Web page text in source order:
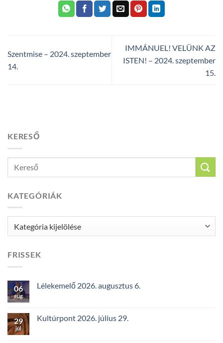
Szentmise – 2024. szeptember
14.
IMMÁNUEL! VELÜNK AZ
ISTEN! – 2024. szeptember
15.
KERESŐ
KATEGÓRIÁK
FRISSEK
06
aug
Lélekemelő 2026. augusztus 6.
29
júl
Kultúrpont 2026. július 29.